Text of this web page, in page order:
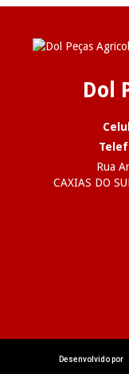
Dol
Rua
CAXIAS DO
Desenvolvido por